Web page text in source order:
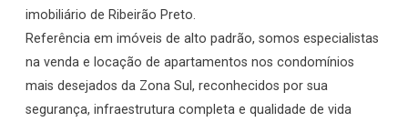
imobiliário de Ribeirão Preto.
Referência em imóveis de alto padrão, somos especialistas
na venda e locação de apartamentos nos condomínios
mais desejados da Zona Sul, reconhecidos por sua
segurança, infraestrutura completa e qualidade de vida